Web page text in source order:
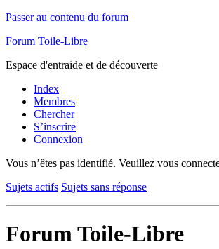
Passer au contenu du forum
Forum Toile-Libre
Espace d'entraide et de découverte
Index
Membres
Chercher
S’inscrire
Connexion
Vous n’êtes pas identifié. Veuillez vous
Sujets actifs Sujets sans réponse
Forum Toile-Libre